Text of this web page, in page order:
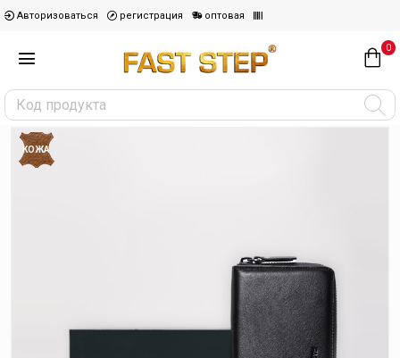
Авторизоваться регистрация оптовая
0
КОЖА